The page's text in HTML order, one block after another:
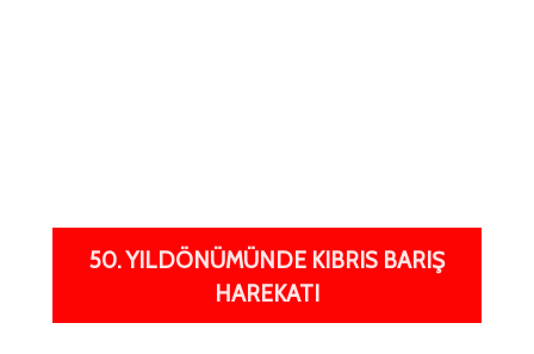
50. YILDÖNÜMÜNDE KIBRIS BARIŞ
HAREKATI